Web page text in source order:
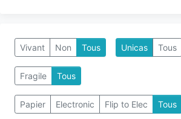
Vivant Non Tous Unicas Tous
Fragile Tous
Papier Electronic Flip to Elec Tous